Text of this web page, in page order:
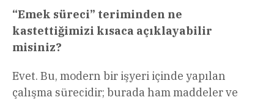
“Emek süreci” teriminden ne
kastettiğimizi kısaca açıklayabilir
misiniz?
Evet. Bu, modern bir işyeri içinde yapılan
çalışma sürecidir; burada ham maddeler ve